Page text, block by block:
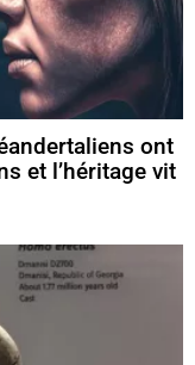
ont
et l’héritage vit